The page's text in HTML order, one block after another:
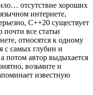
интернете,
C++20 существует
почти все статьи
относятся к одному
с самых глубин и
потом автор выдыхается
возьмите и
известную